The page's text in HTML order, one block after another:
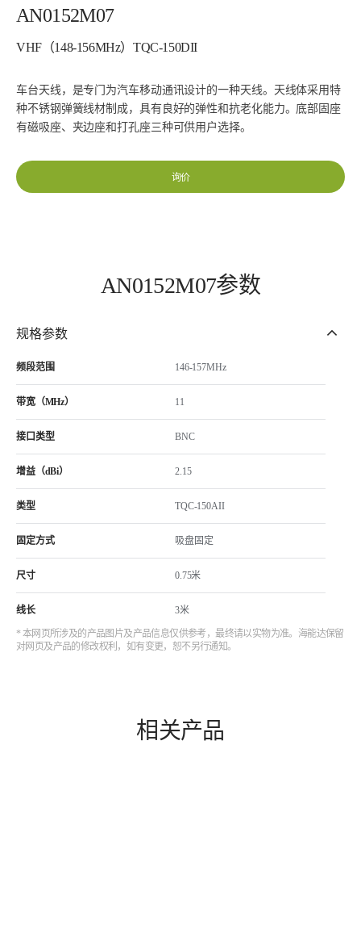
AN0152M07
VHF（148-156MHz）TQC-150DII
车台天线，是专门为汽车移动通讯设计的一种天线。天线体采用特
种不锈钢弹簧线材制成，具有良好的弹性和抗老化能力。底部固座
有磁吸座、夹边座和打孔座三种可供用户选择。
询价
AN0152M07参数
规格参数
频段范围 146-157MHz
带宽（MHz） 11
接口类型 BNC
增益（dBi） 2.15
类型 TQC-150AII
固定方式 吸盘固定
尺寸 0.75米
线长 3米
* 本网页所涉及的产品图片及产品信息仅供参考，最终请以实物为准。海能达保留
对网页及产品的修改权利，如有变更，恕不另行通知。
相关产品